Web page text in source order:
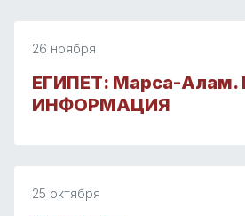
26 ноября
ЕГИПЕТ: Марса-
ИНФОРМАЦИЯ
25 октября